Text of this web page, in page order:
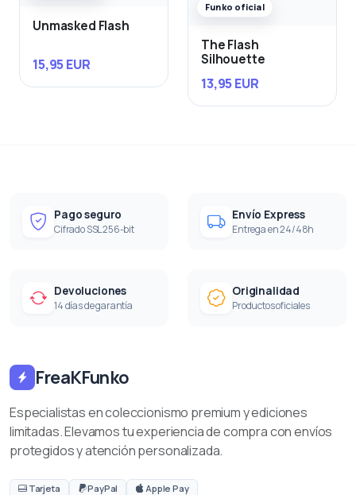
Unmasked Flash
15,95 EUR
Funko oficial
The Flash
Silhouette
13,95 EUR
Pago seguro
Cifrado SSL 256-bit
Envío Express
Entrega en 24/48h
Devoluciones
14 días de garantía
Originalidad
Productos oficiales
FreaKFunko
Especialistas en coleccionismo premium y ediciones
limitadas. Elevamos tu experiencia de compra con envíos
protegidos y atención personalizada.
Tarjeta PayPal Apple Pay